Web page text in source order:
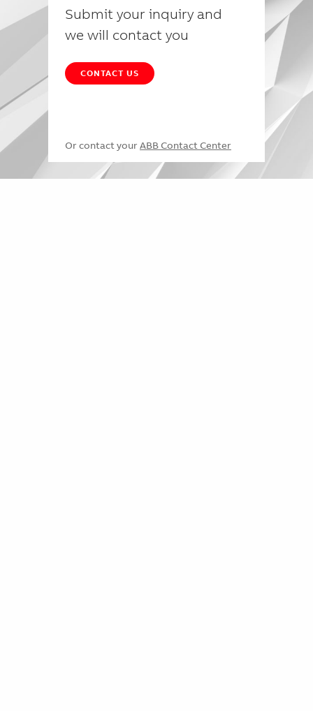
Submit your inquiry and
we will contact you
CONTACT US
Or contact your ABB Contact Center